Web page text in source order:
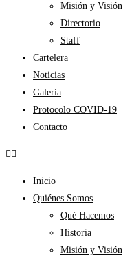
Misión y Visión
Directorio
Staff
Cartelera
Noticias
Galería
Protocolo COVID-19
Contacto
Inicio
Quiénes Somos
Qué Hacemos
Historia
Misión y Visión